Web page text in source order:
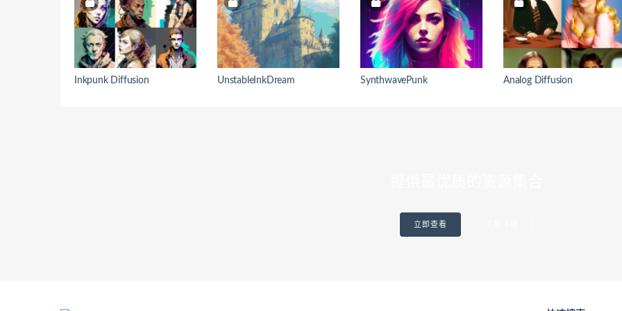
Inkpunk Diffusion UnstableInkDream SynthwavePunk Analog Diffusion
立即查看